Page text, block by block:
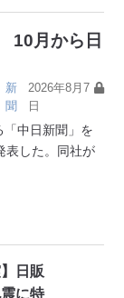
10月から日
新
聞
2026年8月7
日
中日新聞」を
表した。同社が
】日販
に特